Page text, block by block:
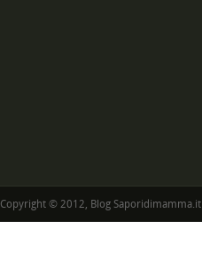
Copyright © 2012, Blog Saporidimamma.it